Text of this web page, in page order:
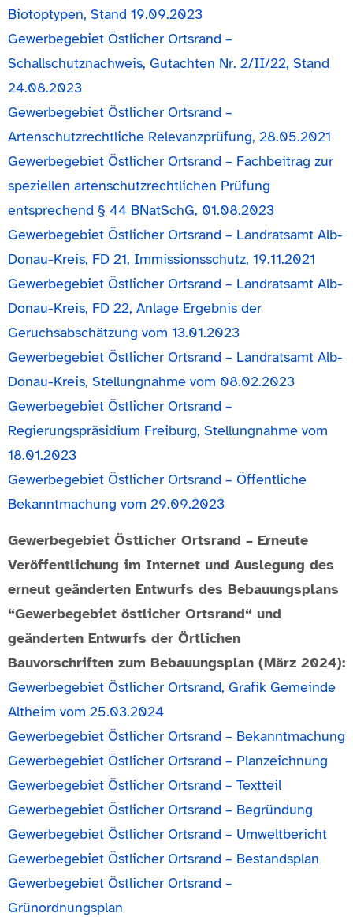
Biotoptypen, Stand 19.09.2023
Gewerbegebiet Östlicher Ortsrand –
Schallschutznachweis, Gutachten Nr. 2/II/22, Stand
24.08.2023
Gewerbegebiet Östlicher Ortsrand –
Artenschutzrechtliche Relevanzprüfung, 28.05.2021
Gewerbegebiet Östlicher Ortsrand – Fachbeitrag zur
speziellen artenschutzrechtlichen Prüfung
entsprechend § 44 BNatSchG, 01.08.2023
Gewerbegebiet Östlicher Ortsrand – Landratsamt Alb-
Donau-Kreis, FD 21, Immissionsschutz, 19.11.2021
Gewerbegebiet Östlicher Ortsrand – Landratsamt Alb-
Donau-Kreis, FD 22, Anlage Ergebnis der
Geruchsabschätzung vom 13.01.2023
Gewerbegebiet Östlicher Ortsrand – Landratsamt Alb-
Donau-Kreis, Stellungnahme vom 08.02.2023
Gewerbegebiet Östlicher Ortsrand –
Regierungspräsidium Freiburg, Stellungnahme vom
18.01.2023
Gewerbegebiet Östlicher Ortsrand – Öffentliche
Bekanntmachung vom 29.09.2023
Gewerbegebiet Östlicher Ortsrand – Erneute
Veröffentlichung im Internet und Auslegung des
erneut geänderten Entwurfs des Bebauungsplans
“Gewerbegebiet östlicher Ortsrand“ und
geänderten Entwurfs der Örtlichen
Bauvorschriften zum Bebauungsplan (März 2024):
Gewerbegebiet Östlicher Ortsrand, Grafik Gemeinde
Altheim vom 25.03.2024
Gewerbegebiet Östlicher Ortsrand – Bekanntmachung
Gewerbegebiet Östlicher Ortsrand – Planzeichnung
Gewerbegebiet Östlicher Ortsrand – Textteil
Gewerbegebiet Östlicher Ortsrand – Begründung
Gewerbegebiet Östlicher Ortsrand – Umweltbericht
Gewerbegebiet Östlicher Ortsrand – Bestandsplan
Gewerbegebiet Östlicher Ortsrand –
Grünordnungsplan